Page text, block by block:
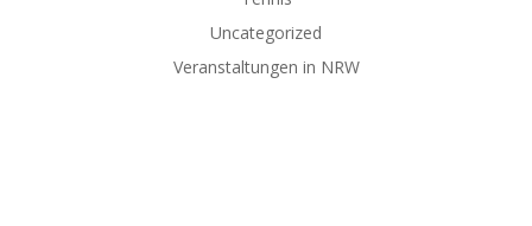
Uncategorized
Veranstaltungen in NRW